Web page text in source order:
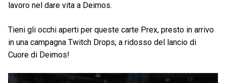
lavoro nel dare vita a Deimos.
Tieni gli occhi aperti per queste carte Prex, presto in arrivo
in una campagna Twitch Drops, a ridosso del lancio di
Cuore di Deimos!